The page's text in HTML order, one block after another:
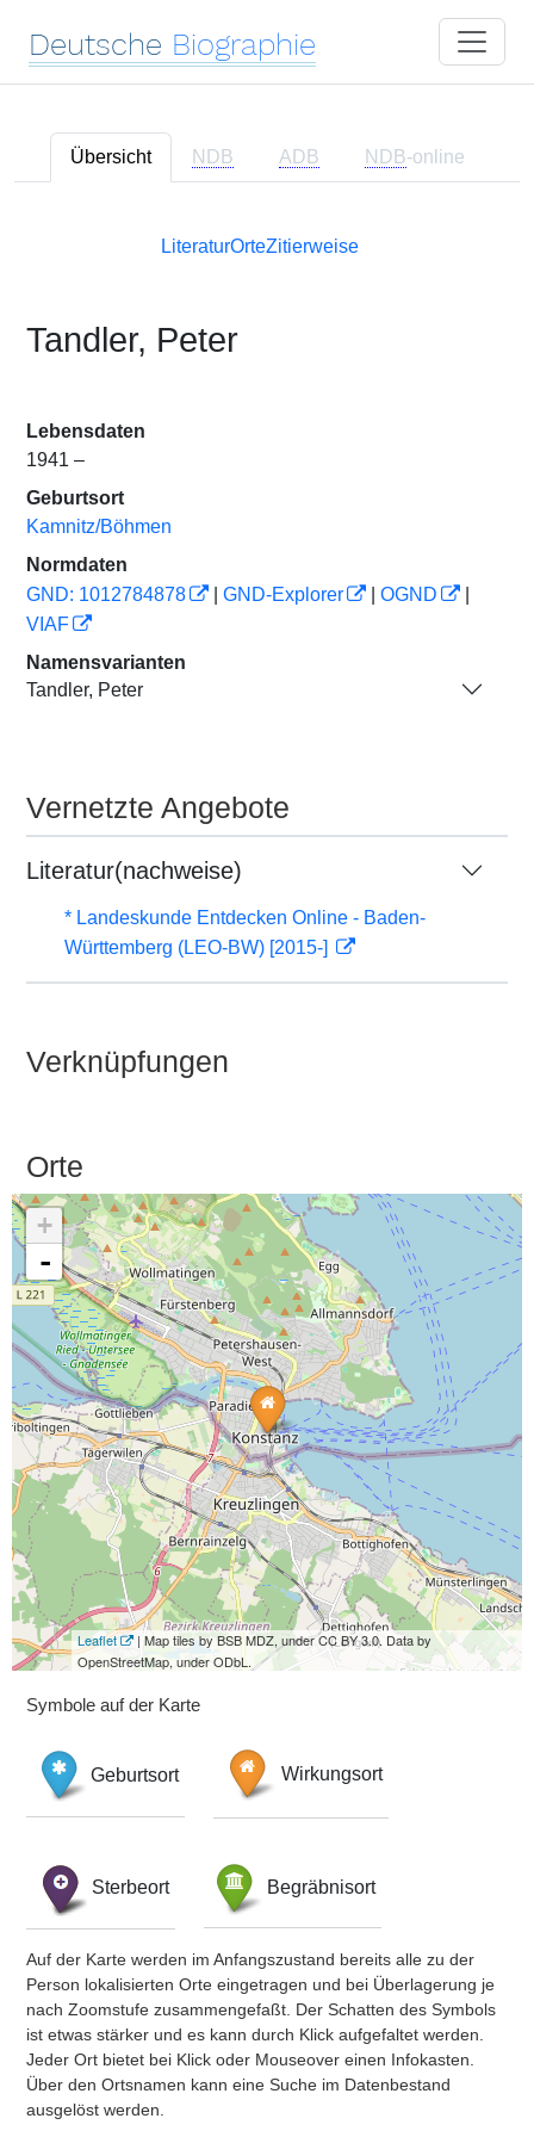
Deutsche Biographie
Übersicht NDB ADB NDB-online
LiteraturOrteZitierweise
Tandler, Peter
Lebensdaten
1941 –
Geburtsort
Kamnitz/Böhmen
Normdaten
GND: 1012784878
GND-Explorer OGND
VIAF
Namensvarianten
Tandler, Peter
Vernetzte Angebote
Literatur(nachweise)
* Landeskunde Entdecken Online - Baden-
Württemberg (LEO-BW) [2015-]
Verknüpfungen
Orte
+
-
Leaflet
| Map tiles by BSB MDZ, under CC BY 3.0. Data by
OpenStreetMap, under ODbL.
Symbole auf der Karte
Geburtsort Wirkungsort
Sterbeort Begräbnisort
Auf der Karte werden im Anfangszustand bereits alle zu der
Person lokalisierten Orte eingetragen und bei Überlagerung je
nach Zoomstufe zusammengefaßt. Der Schatten des Symbols
ist etwas stärker und es kann durch Klick aufgefaltet werden.
Jeder Ort bietet bei Klick oder Mouseover einen Infokasten.
Über den Ortsnamen kann eine Suche im Datenbestand
ausgelöst werden.